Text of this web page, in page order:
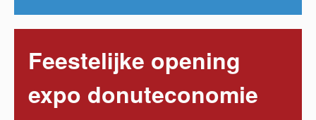
Feestelijke opening
expo donuteconomie